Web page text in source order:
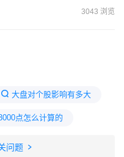
证指数‌...
3043 浏览
大盘对个股影响有多大
点怎么计算的
问题